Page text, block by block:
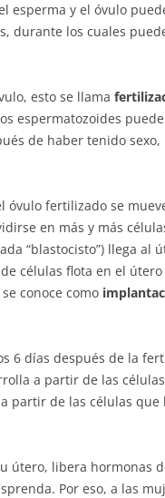
esperma y el óvulo
durante los cuales
esto se llama
espermatozoides
de haber tenido
óvulo fertilizado se
en más y más
“blastocisto”) llega al
células flota en el
conoce como
6 días después de la
a partir de las
partir de las células que
útero, libera hormonas
Por eso, a las